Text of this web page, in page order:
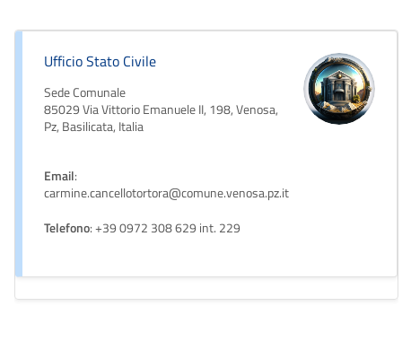
Ufficio Stato Civile
Sede Comunale
85029 Via Vittorio Emanuele II, 198, Venosa,
Pz, Basilicata, Italia
Email:
carmine.cancellotortora@comune.venosa.pz.it
Telefono: +39 0972 308 629 int. 229